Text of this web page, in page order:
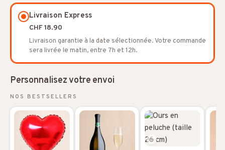
Livraison Express
CHF 18.90
Livraison garantie à la date sélectionnée. Votre commande
sera livrée le matin, entre 7h et 12h.
Personnalisez votre envoi
NOS BESTSELLERS